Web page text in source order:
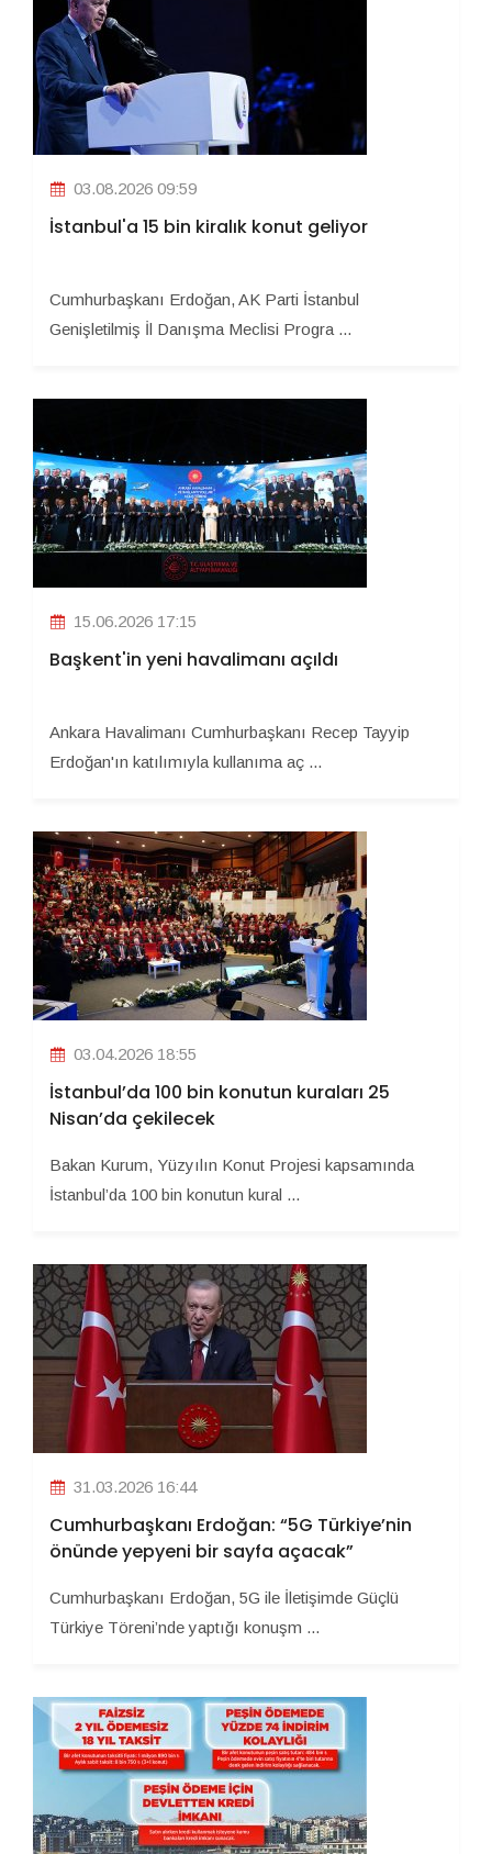
03.08.2026 09:59
İstanbul'a 15 bin kiralık konut geliyor
Cumhurbaşkanı Erdoğan, AK Parti İstanbul
Genişletilmiş İl Danışma Meclisi Progra ...
15.06.2026 17:15
Başkent'in yeni havalimanı açıldı
Ankara Havalimanı Cumhurbaşkanı Recep Tayyip
Erdoğan'ın katılımıyla kullanıma aç ...
03.04.2026 18:55
İstanbul’da 100 bin konutun kuraları 25
Nisan’da çekilecek
Bakan Kurum, Yüzyılın Konut Projesi kapsamında
İstanbul’da 100 bin konutun kural ...
31.03.2026 16:44
Cumhurbaşkanı Erdoğan: “5G Türkiye’nin
önünde yepyeni bir sayfa açacak”
Cumhurbaşkanı Erdoğan, 5G ile İletişimde Güçlü
Türkiye Töreni’nde yaptığı konuşm ...